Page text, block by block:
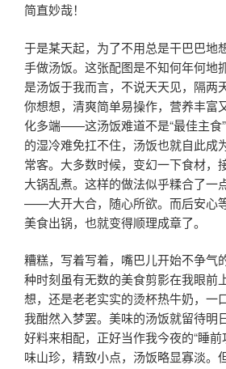
简直妙哉！
于是某天起，为了不用总是干巴巴地
手做汤饭。这张配图是不知何年何地
是汤饭于我而言，不说天天见，隔
你想想，清爽简单易操作，营养丰富
化多端——这汤饭难道不是“最佳主食
的湿冷难免扛不住，汤饭也就自此成
常客。大多数时候，变幻一下食材，
大锅乱煮。这样的做法似乎糅合了一
——大开大合，随心所欲。而后安心
美食出锅，也就变得顺理成章了。
糟糕，写着写着，嘴巴儿开始不争气
种时刻虽有无数的美食剪影在我眼前
想，还是老老实实的烫杯热牛奶，一
我酣然入梦罢。美味的汤饭就留待明
好料来相配，正好当作我今夜的“睡
味山珍，精致小点，汤饭略显寡淡。